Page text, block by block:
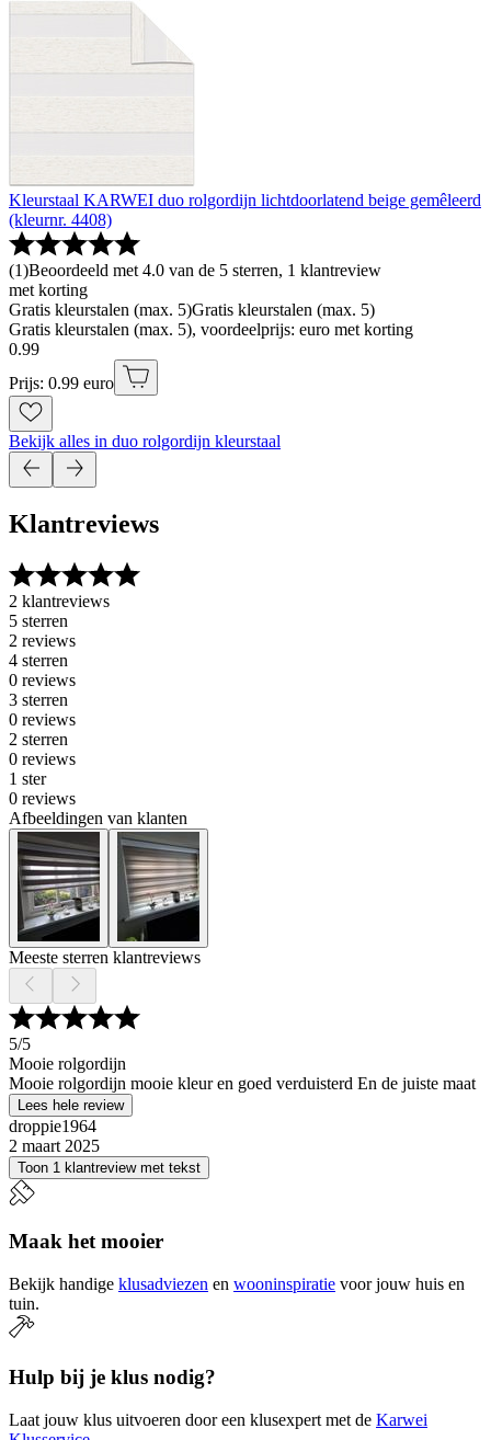
Kleurstaal KARWEI duo rolgordijn lichtdoorlatend beige gemêleerd
(kleurnr. 4408)
(1)Beoordeeld met 4.0 van de 5 sterren, 1 klantreview
met korting
Gratis kleurstalen (max. 5)Gratis kleurstalen (max. 5)
Gratis kleurstalen (max. 5), voordeelprijs: euro met korting
0.99
Prijs: 0.99 euro
Bekijk alles in duo rolgordijn kleurstaal
Klantreviews
2 klantreviews
5 sterren
2 reviews
4 sterren
0 reviews
3 sterren
0 reviews
2 sterren
0 reviews
1 ster
0 reviews
Afbeeldingen van klanten
Meeste sterren klantreviews
5/5
Mooie rolgordijn
Mooie rolgordijn mooie kleur en goed verduisterd En de juiste maat
Lees hele review
droppie1964
2 maart 2025
Toon 1 klantreview met tekst
Maak het mooier
Bekijk handige klusadviezen en wooninspiratie voor jouw huis en
tuin.
Hulp bij je klus nodig?
Laat jouw klus uitvoeren door een klusexpert met de Karwei